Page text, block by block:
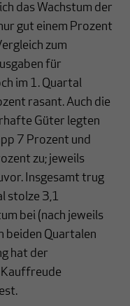
das Wachstum der
gut einem Prozent
zum
für
im 1. Quartal
rasant. Auch die
Güter legten
7 Prozent und
zu; jeweils
Insgesamt trug
stolze 3,1
bei (nach jeweils
beiden Quartalen
hat der
Kauffreude